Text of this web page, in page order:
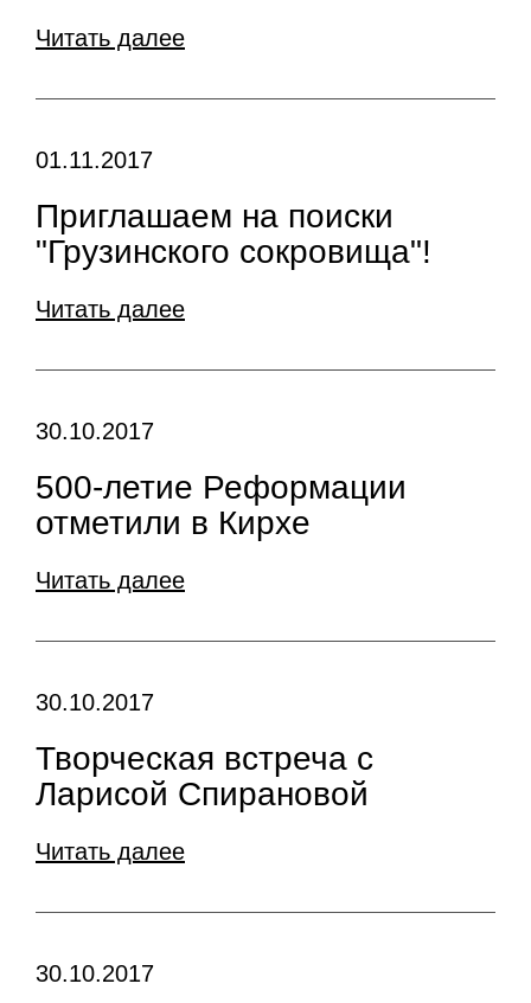
Читать далее
01.11.2017
Приглашаем на поиски
"Грузинского сокровища"!
Читать далее
30.10.2017
500-летие Реформации
отметили в Кирхе
Читать далее
30.10.2017
Творческая встреча с
Ларисой Спирановой
Читать далее
30.10.2017